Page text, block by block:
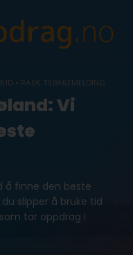
• RASK TILBAKEMELDING
Vi
å finne den beste
slipper å bruke tid
tar oppdrag i